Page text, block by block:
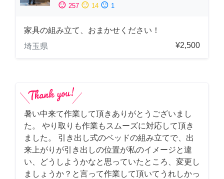
sentiment_satisfied 257 sentiment_neutral 14 sentiment_dissatisfied 1
家具の組み立て、おまかせください！
埼玉県
¥2,500
暑い中来て作業して頂きありがとうございまし
た。 やり取りも作業もスムーズに対応して頂き
ました。 引き出し式のベッドの組み立てで、出
来上がりが引き出しの位置が私のイメージと違
い、どうしようかなと思っていたところ、変更し
ましょうか？と言って作業して頂いてうれしかっ